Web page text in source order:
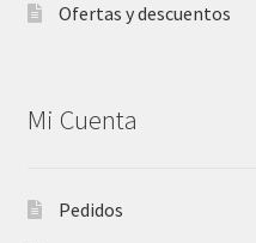
Ofertas y descuentos
Mi Cuenta
Pedidos